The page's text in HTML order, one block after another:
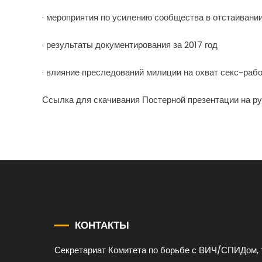
· мероприятия по усилению сообщества в
· результаты документирования за 2017 год
· влияние преследований милиции на охват секс-
Ссылка для скачивания Постерной презентации на
КОНТАКТЫ
Секретариат Комитета по борьбе с ВИЧ/СПИДом,